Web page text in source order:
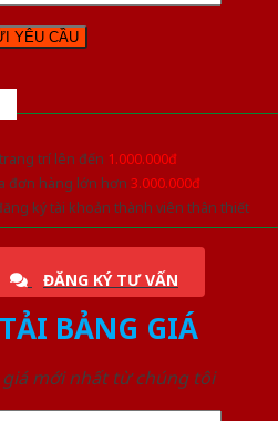
trí lên đến 1.000.000đ
đơn hàng lớn hơn 3.000.000đ
ký tài khoản thành viên thân thiết
ĐĂNG KÝ TƯ VẤN
BẢNG GIÁ
mới nhất từ chúng tôi